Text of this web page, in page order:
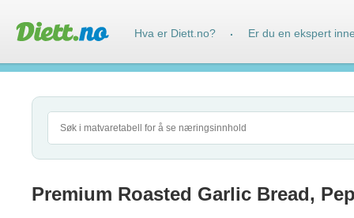
Premium Roasted Garlic Bread,
Hva er Diett.no? · Er du en ekspert